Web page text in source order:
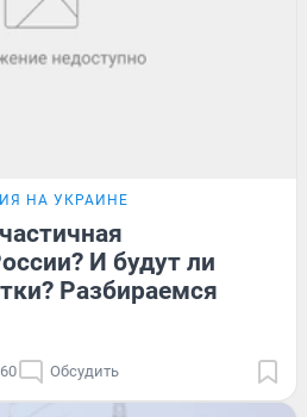
НА УКРАИНЕ
И будут ли
Разбираемся
Обсудить